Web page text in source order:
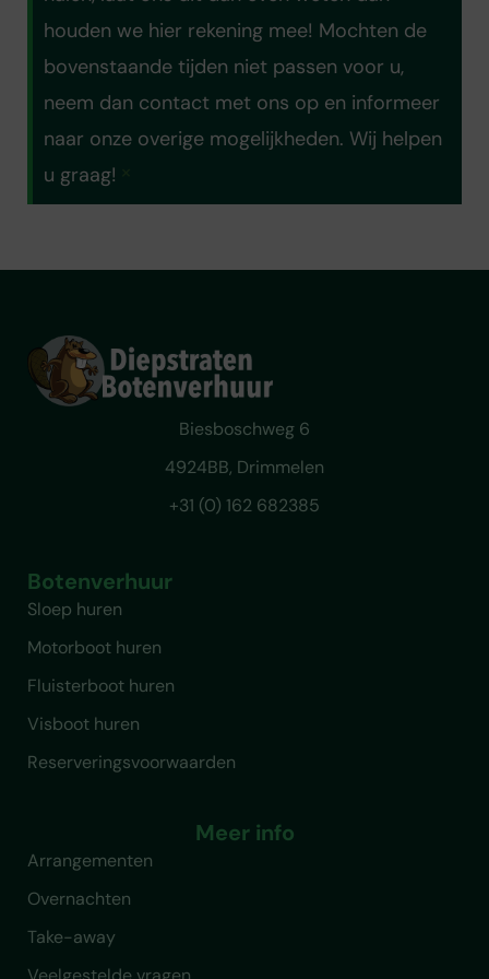
houden we hier rekening mee! Mochten de
bovenstaande tijden niet passen voor u,
neem dan contact met ons op en informeer
naar onze overige mogelijkheden. Wij helpen
u graag!
Biesboschweg 6
4924BB, Drimmelen
+31 (0) 162 682385
Botenverhuur
Sloep huren
Motorboot huren
Fluisterboot huren
Visboot huren
Reserveringsvoorwaarden
Meer info
Arrangementen
Overnachten
Take-away